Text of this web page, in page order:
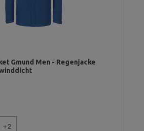
Gmund Men - Regenjacke
+2